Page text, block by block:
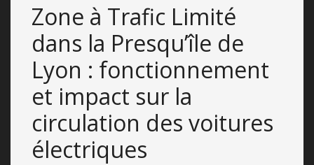
Zone à Trafic Limité
dans la Presqu’île de
Lyon : fonctionnement
et impact sur la
circulation des voitures
électriques